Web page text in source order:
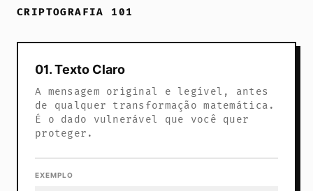
CRIPTOGRAFIA 101
01. Texto Claro
A mensagem original e legível, antes
de qualquer transformação matemática.
É o dado vulnerável que você quer
proteger.
EXEMPLO